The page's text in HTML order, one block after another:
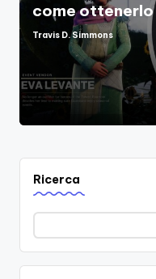
come ottenerlo
Posted
Travis D. Simmons
Ricerca